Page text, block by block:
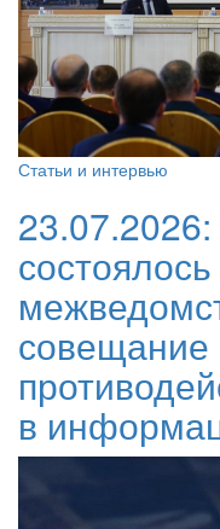
Статьи и интервью
23.07.2026:
состоялось
совещание
в